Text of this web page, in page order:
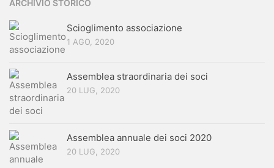
ARCHIVIO STORICO
Scioglimento associazione
1 AGO, 2020
Assemblea straordinaria dei soci
20 LUG, 2020
Assemblea annuale dei soci 2020
20 LUG, 2020